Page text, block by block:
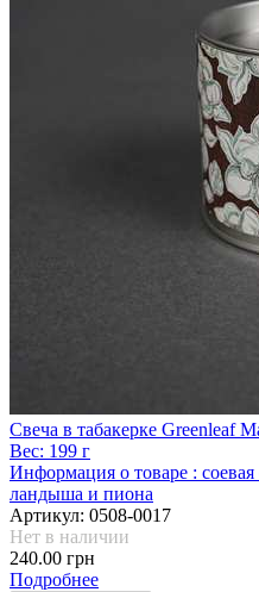
Свеча в табакерке Greenleaf
Вес: 199 г
Информация о товаре :
ландыша и пиона
Артикул: 0508-0017
Нет в наличии
240.00 грн
Подробнее